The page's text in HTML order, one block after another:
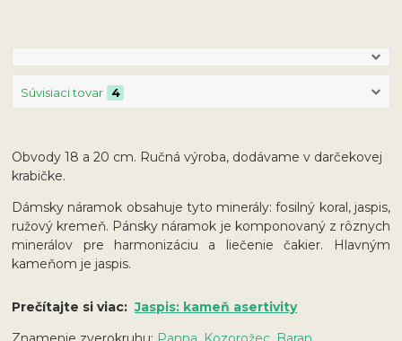
Súvisiaci tovar 4
Obvody 18 a 20 cm. Ručná výroba, dodávame v darčekovej
krabičke.
Dámsky náramok obsahuje tyto minerály: fosilný koral, jaspis,
ružový kremeň. Pánsky náramok je komponovaný z rôznych
minerálov pre harmonizáciu a liečenie čakier. Hlavným
kameňom je jaspis.
Prečítajte si viac:Jaspis: kameň asertivity